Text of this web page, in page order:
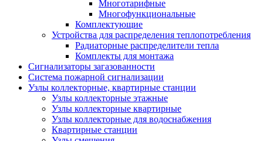
Многотарифные
Многофункциональные
Комплектующие
Устройства для распределения теплопотребления
Радиаторные распределители тепла
Комплекты для монтажа
Сигнализаторы загазованности
Система пожарной сигнализации
Узлы коллекторные, квартирные станции
Узлы коллекторные этажные
Узлы коллекторные квартирные
Узлы коллекторные для водоснабжения
Квартирные станции